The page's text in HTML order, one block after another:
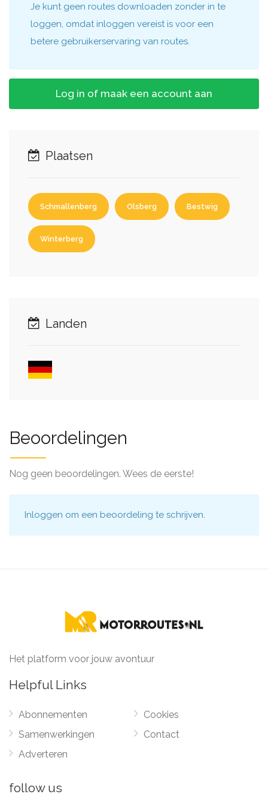
Je kunt geen routes downloaden zonder in te
loggen, omdat inloggen vereist is voor een
betere gebruikerservaring van routes.
Log in of maak een account aan
Plaatsen
Schmallenberg Olsberg Bestwig
Winterberg
Landen
Beoordelingen
Nog geen beoordelingen. Wees de eerste!
Inloggen om een beoordeling te schrijven.
Het platform voor jouw avontuur
Helpful Links
Abonnementen
Samenwerkingen
Adverteren
Cookies
Contact
follow us